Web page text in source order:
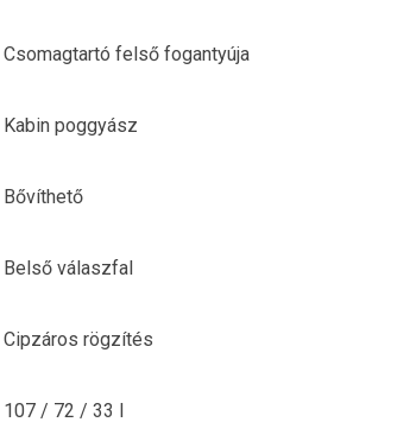
Csomagtartó felső fogantyúja
Kabin poggyász
Bővíthető
Belső válaszfal
Cipzáros rögzítés
107 / 72 / 33 l